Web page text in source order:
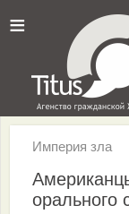
≡
Империя зла
орального